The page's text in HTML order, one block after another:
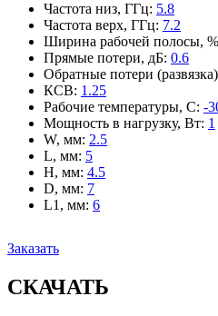
Частота низ, ГГц: 5.8
Частота верх, ГГц: 7.2
Ширина рабочей полосы, %
Прямые потери, дБ: 0.6
Обратные потери
КСВ: 1.25
Рабочие температуры, С: -
Мощность в нагрузку, Вт: 1
W, мм: 2.5
L, мм: 5
H, мм: 4.5
D, мм: 7
L1, мм: 6
Заказать
СКАЧАТЬ